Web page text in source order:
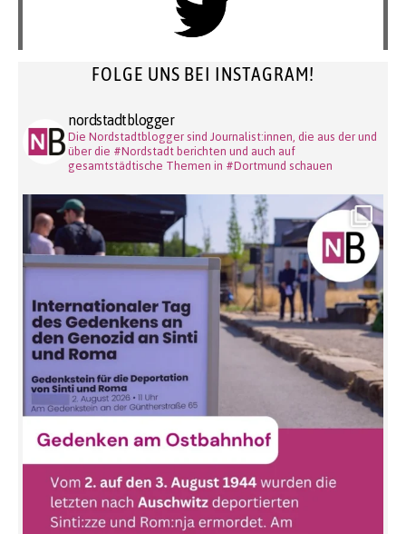
FOLGE UNS BEI INSTAGRAM!
nordstadtblogger
Die Nordstadtblogger sind Journalist:innen, die aus der und
über die #Nordstadt berichten und auch auf
gesamtstädtische Themen in #Dortmund schauen